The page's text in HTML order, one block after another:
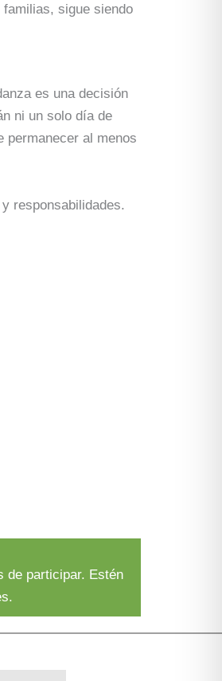
sigue siendo
es una decisión
ni un solo día de
permanecer al menos
responsabilidades.
de participar. Estén